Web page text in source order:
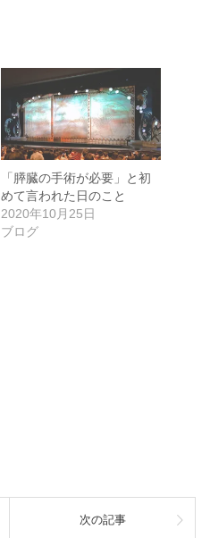
「膵臓の手術が必要」と初
めて言われた日のこと
2020年10月25日
ブログ
次の記事